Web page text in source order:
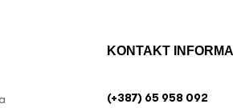
KONTAKT
(+387) 65 958 092